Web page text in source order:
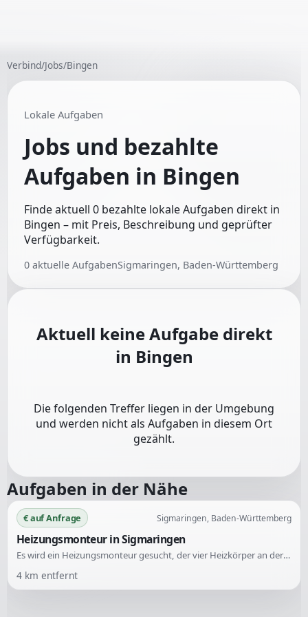
Verbind/Jobs/Bingen
Lokale Aufgaben
Jobs und bezahlte
Aufgaben in Bingen
Finde aktuell 0 bezahlte lokale Aufgaben direkt in
Bingen – mit Preis, Beschreibung und geprüfter
Verfügbarkeit.
0 aktuelle AufgabenSigmaringen, Baden-Württemberg
Aktuell keine Aufgabe direkt
in Bingen
Die folgenden Treffer liegen in der Umgebung
und werden nicht als Aufgaben in diesem Ort
gezählt.
Aufgaben in der Nähe
€ auf Anfrage Sigmaringen, Baden-Württemberg
Heizungsmonteur in Sigmaringen
Es wird ein Heizungsmonteur gesucht, der vier Heizkörper an der Wand montiert, anschließt und entlüftet. Die Arbeiten finden in einem Mehrfamilienhaus im obersten Geschoss statt.
4 km entfernt